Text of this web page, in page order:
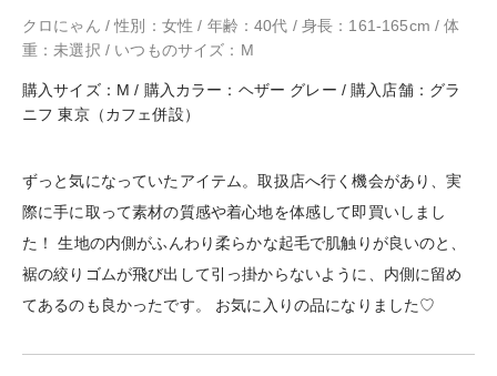
クロにゃん / 性別：女性 / 年齢：40代 / 身長：161-165cm / 体
重：未選択 / いつものサイズ：М
購入サイズ：M / 購入カラー：ヘザー グレー / 購入店舗：グラ
ニフ 東京（カフェ併設）
ずっと気になっていたアイテム。取扱店へ行く機会があり、実
際に手に取って素材の質感や着心地を体感して即買いしまし
た！ 生地の内側がふんわり柔らかな起毛で肌触りが良いのと、
裾の絞りゴムが飛び出して引っ掛からないように、内側に留め
てあるのも良かったです。 お気に入りの品になりました♡